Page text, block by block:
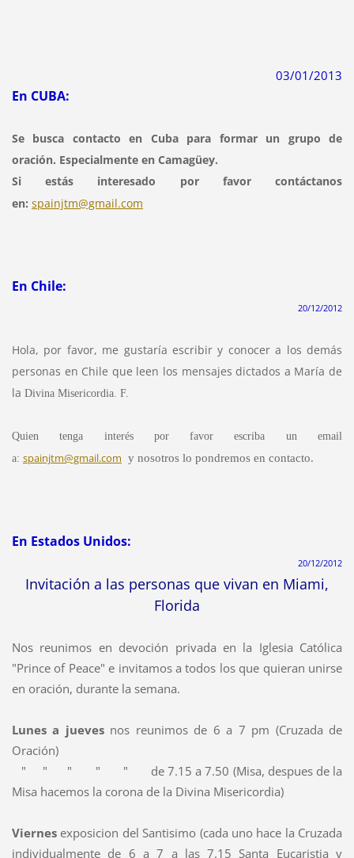
03/01/2013
En CUBA:
Se busca contacto en Cuba para formar un grupo de
oración. Especialmente en Camagüey.
Si estás interesado por favor contáctanos
en: spainjtm@gmail.com
En Chile:
20/12/2012
Hola, por favor, me gustaría escribir y conocer a los demás
personas en Chile que leen los mensajes dictados a María de
la Divina Misericordia. F.
Quien tenga interés por favor escriba un email
a: spainjtm@gmail.com y nosotros lo pondremos en contacto.
En Estados Unidos:
20/12/2012
Invitación a las personas que vivan en Miami,
Florida
Nos reunimos en devoción privada en la Iglesia Católica
"Prince of Peace" e invitamos a todos los que quieran unirse
en oración, durante la semana.
Lunes a juevesnos reunimos de 6 a 7 pm (Cruzada de
Oración)
"
" " " " de7.15 a 7.50 (Misa, despues de la
Misa hacemos la corona de la Divina Misericordia)
Viernesexposicion del Santisimo (cada uno hace la Cruzada
individualmente de 6 a 7 a las 7.15 Santa Eucaristia y